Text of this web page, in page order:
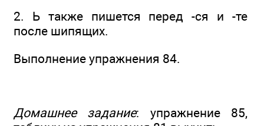
2. Ь также пишется перед -ся и -те
после шипящих.
Выполнение упражнения 84.
Домашнее задание: упражнение 85,